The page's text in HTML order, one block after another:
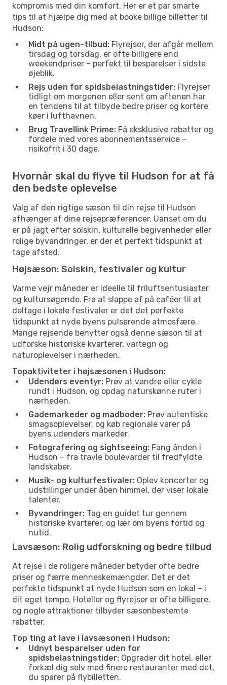
kompromis med din komfort. Her er et par smarte
tips til at hjælpe dig med at booke billige billetter til
Hudson:
Midt på ugen-tilbud: Flyrejser, der afgår mellem
tirsdag og torsdag, er ofte billigere end
weekendpriser – perfekt til besparelser i sidste
øjeblik.
Rejs uden for spidsbelastningstider: Flyrejser
tidligt om morgenen eller sent om aftenen har
en tendens til at tilbyde bedre priser og kortere
køer i lufthavnen.
Brug Travellink Prime: Få eksklusive rabatter og
fordele med vores abonnementsservice –
risikofrit i 30 dage.
Hvornår skal du flyve til Hudson for at få
den bedste oplevelse
Valg af den rigtige sæson til din rejse til Hudson
afhænger af dine rejsepræferencer. Uanset om du
er på jagt efter solskin, kulturelle begivenheder eller
rolige byvandringer, er der et perfekt tidspunkt at
tage afsted.
Højsæson: Solskin, festivaler og kultur
Varme vejr måneder er ideelle til friluftsentusiaster
og kultursøgende. Fra at slappe af på caféer til at
deltage i lokale festivaler er det det perfekte
tidspunkt at nyde byens pulserende atmosfære.
Mange rejsende benytter også denne sæson til at
udforske historiske kvarterer, vartegn og
naturoplevelser i nærheden.
Topaktiviteter i højsæsonen i Hudson:
Udendørs eventyr: Prøv at vandre eller cykle
rundt i Hudson, og opdag naturskønne ruter i
nærheden.
Gademarkeder og madboder: Prøv autentiske
smagsoplevelser, og køb regionale varer på
byens udendørs markeder.
Fotografering og sightseeing: Fang ånden i
Hudson – fra travle boulevarder til fredfyldte
landskaber.
Musik- og kulturfestivaler: Oplev koncerter og
udstillinger under åben himmel, der viser lokale
talenter.
Byvandringer: Tag en guidet tur gennem
historiske kvarterer, og lær om byens fortid og
nutid.
Lavsæson: Rolig udforskning og bedre tilbud
At rejse i de roligere måneder betyder ofte bedre
priser og færre menneskemængder. Det er det
perfekte tidspunkt at nyde Hudson som en lokal – i
dit eget tempo. Hoteller og flyrejser er ofte billigere,
og nogle attraktioner tilbyder sæsonbestemte
rabatter.
Top ting at lave i lavsæsonen i Hudson:
Udnyt besparelser uden for
spidsbelastningstider: Opgrader dit hotel, eller
forkæl dig selv med finere restauranter med det,
du sparer på flybilletten.